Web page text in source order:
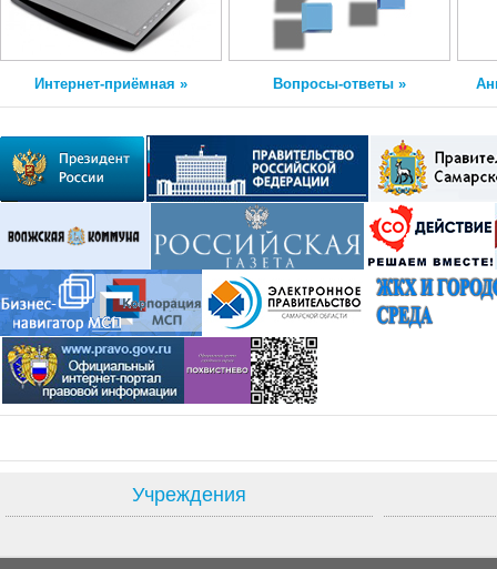
Интернет-приёмная » Вопросы-ответы »
Учреждения